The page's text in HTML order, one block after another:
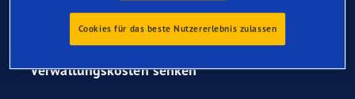
Verwaltungskosten senken
Cookies für das beste Nutzererlebnis zulassen